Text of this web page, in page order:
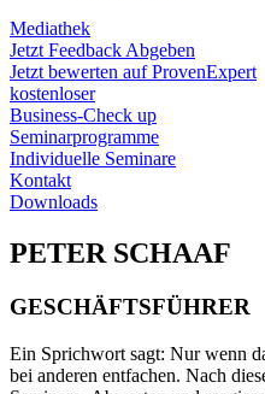
Mediathek
Jetzt Feedback Abgeben
Jetzt bewerten auf ProvenExpert
kostenloser
Business-Check up
Seminarprogramme
Individuelle Seminare
Kontakt
Downloads
PETER SCHAAF
GESCHÄFTSFÜHRER
Ein Sprichwort sagt: Nur wenn
bei anderen entfachen. Nach